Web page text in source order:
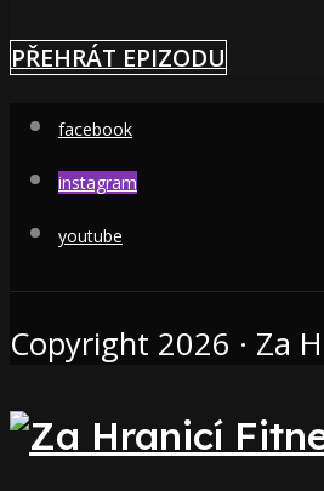
PŘEHRÁT EPIZODU
facebook
instagram
youtube
Copyright 2026 · Za